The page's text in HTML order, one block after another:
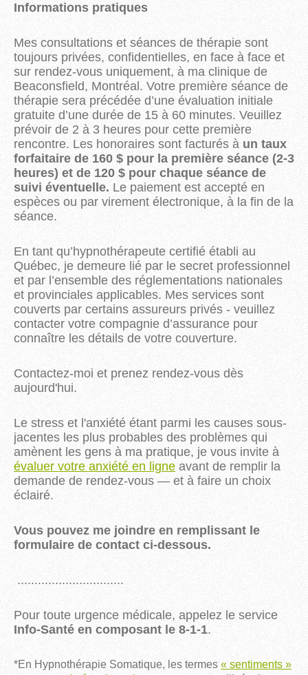
Informations pratiques
Mes consultations et séances de thérapie sont
toujours privées, confidentielles, en face à face et
sur rendez-vous uniquement, à ma clinique de
Beaconsfield, Montréal. Votre première séance de
thérapie sera précédée d’une évaluation initiale
gratuite d’une durée de 15 à 60 minutes. Veuillez
prévoir de 2 à 3 heures pour cette première
rencontre. Les honoraires sont facturés à un taux
forfaitaire de 160 $ pour la première séance (2-3
heures) et de 120 $ pour chaque séance de
suivi éventuelle. Le paiement est accepté en
espèces ou par virement électronique, à la fin de la
séance.
En tant qu’hypnothérapeute certifié établi au
Québec, je demeure lié par le secret professionnel
et par l’ensemble des réglementations nationales
et provinciales applicables. Mes services sont
couverts par certains assureurs privés - veuillez
contacter votre compagnie d’assurance pour
connaître les détails de votre couverture.
Contactez-moi et prenez rendez-vous dès
aujourd'hui.
Le stress et l'anxiété étant parmi les causes sous-
jacentes les plus probables des problèmes qui
amènent les gens à ma pratique, je vous invite à
évaluer votre anxiété en ligne avant de remplir la
demande de rendez-vous — et à faire un choix
éclairé.
Vous pouvez me joindre en remplissant le
formulaire de contact ci-dessous.
...............................
Pour toute urgence médicale, appelez le service
Info-Santé en composant le 8-1-1.
*En Hypnothérapie Somatique, les termes « sentiments »